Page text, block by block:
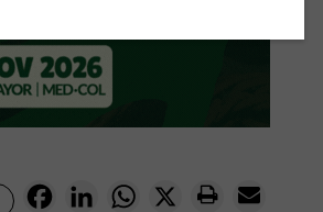
FacebookLinkedInWhatsApp
X